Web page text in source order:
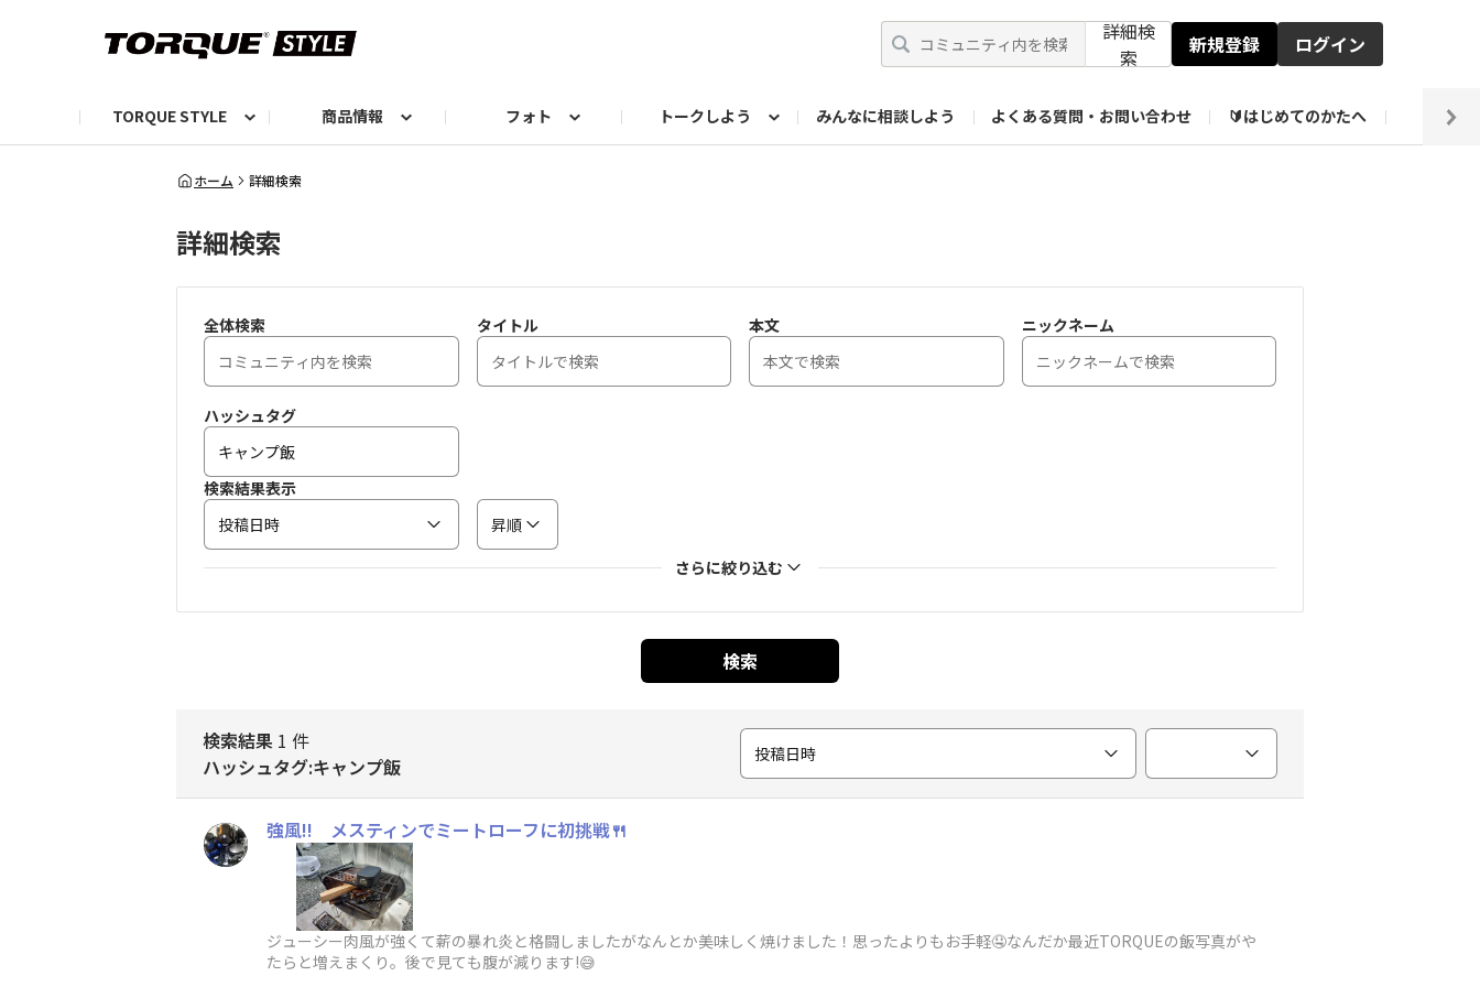
詳細検
索
新規登録 ログイン
TORQUE STYLE
お知らせ TORQUIZ【投票企画】
商品情報
TORQUEニュース
フォト
TORQUEフォト
トークしよう
自己紹介しよう
みんなに相談しよう よくある質問・お問い合わせ 🔰はじめてのかたへ 編集
編集部の日常フォト
ホーム 詳細検索
詳細検索
全体検索 タイトル 本文 ニックネーム
ハッシュタグ
検索結果表示
投稿日時
昇順
さらに絞り込む
検索
検索結果 1 件
ハッシュタグ:キャンプ飯
投稿日時
強風!! メスティンでミートローフに初挑戦🍴
ジューシー肉風が強くて薪の暴れ炎と格闘しましたがなんとか美味しく焼けました！思ったよりもお手軽🤤なんだか最近TORQUEの飯写真がや
たらと増えまくり。後で見ても腹が減ります!😅